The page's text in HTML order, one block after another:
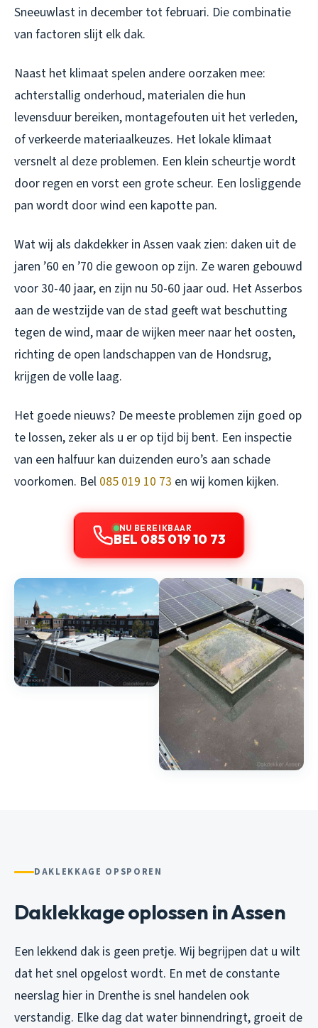
Sneeuwlast in december tot februari. Die combinatie
van factoren slijt elk dak.
Naast het klimaat spelen andere oorzaken mee:
achterstallig onderhoud, materialen die hun
levensduur bereiken, montagefouten uit het verleden,
of verkeerde materiaalkeuzes. Het lokale klimaat
versnelt al deze problemen. Een klein scheurtje wordt
door regen en vorst een grote scheur. Een losliggende
pan wordt door wind een kapotte pan.
Wat wij als dakdekker in Assen vaak zien: daken uit de
jaren ’60 en ’70 die gewoon op zijn. Ze waren gebouwd
voor 30-40 jaar, en zijn nu 50-60 jaar oud. Het Asserbos
aan de westzijde van de stad geeft wat beschutting
tegen de wind, maar de wijken meer naar het oosten,
richting de open landschappen van de Hondsrug,
krijgen de volle laag.
Het goede nieuws? De meeste problemen zijn goed op
te lossen, zeker als u er op tijd bij bent. Een inspectie
van een halfuur kan duizenden euro’s aan schade
voorkomen. Bel 085 019 10 73 en wij komen kijken.
NU BEREIKBAAR
BEL 085 019 10 73
DAKLEKKAGE OPSPOREN
Daklekkage oplossen in Assen
Een lekkend dak is geen pretje. Wij begrijpen dat u wilt
dat het snel opgelost wordt. En met de constante
neerslag hier in Drenthe is snel handelen ook
verstandig. Elke dag dat water binnendringt, groeit de